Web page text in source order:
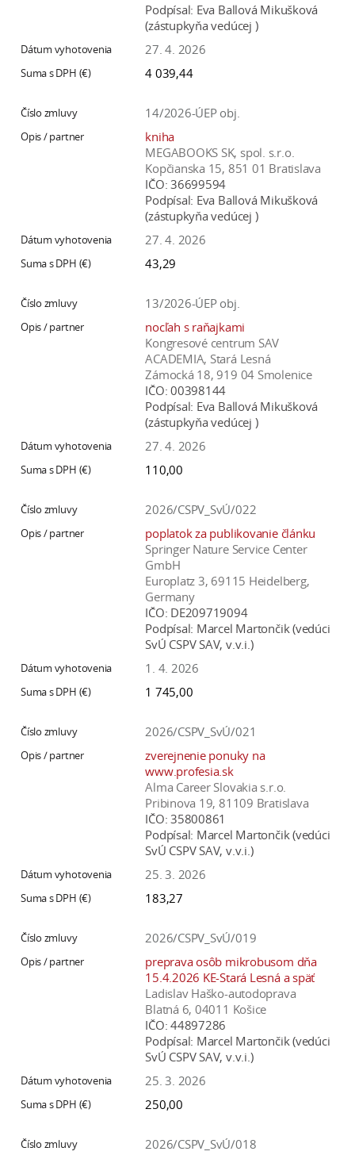
Podpísal: Eva Ballová Mikušková
(zástupkyňa vedúcej )
27. 4. 2026
4 039,44
14/2026-ÚEP obj.
kniha
MEGABOOKS SK, spol. s.r.o.
Kopčianska 15, 851 01 Bratislava
IČO: 36699594
Podpísal: Eva Ballová Mikušková
(zástupkyňa vedúcej )
27. 4. 2026
43,29
13/2026-ÚEP obj.
nocľah s raňajkami
Kongresové centrum SAV
ACADEMIA, Stará Lesná
Zámocká 18, 919 04 Smolenice
IČO: 00398144
Podpísal: Eva Ballová Mikušková
(zástupkyňa vedúcej )
27. 4. 2026
110,00
2026/CSPV_SvÚ/022
poplatok za publikovanie článku
Springer Nature Service Center
GmbH
Europlatz 3, 69115 Heidelberg,
Germany
IČO: DE209719094
Podpísal: Marcel Martončik (vedúci
SvÚ CSPV SAV, v.v.i.)
1. 4. 2026
1 745,00
2026/CSPV_SvÚ/021
zverejnenie ponuky na
www.profesia.sk
Alma Career Slovakia s.r.o.
Pribinova 19, 81109 Bratislava
IČO: 35800861
Podpísal: Marcel Martončik (vedúci
SvÚ CSPV SAV, v.v.i.)
25. 3. 2026
183,27
2026/CSPV_SvÚ/019
preprava osôb mikrobusom dňa
15.4.2026 KE-Stará Lesná a späť
Ladislav Haško-autodoprava
Blatná 6, 04011 Košice
IČO: 44897286
Podpísal: Marcel Martončik (vedúci
SvÚ CSPV SAV, v.v.i.)
25. 3. 2026
250,00
2026/CSPV_SvÚ/018